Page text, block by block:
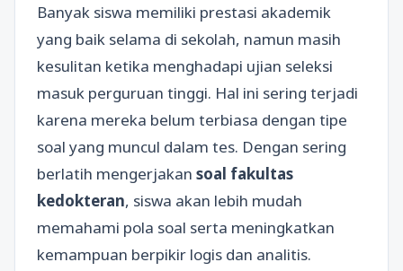
Banyak siswa memiliki prestasi akademik
yang baik selama di sekolah, namun masih
kesulitan ketika menghadapi ujian seleksi
masuk perguruan tinggi. Hal ini sering terjadi
karena mereka belum terbiasa dengan tipe
soal yang muncul dalam tes. Dengan sering
berlatih mengerjakan soal fakultas
kedokteran, siswa akan lebih mudah
memahami pola soal serta meningkatkan
kemampuan berpikir logis dan analitis.